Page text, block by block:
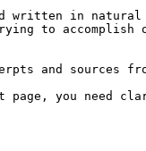
written in natural
to
and sources
page, you